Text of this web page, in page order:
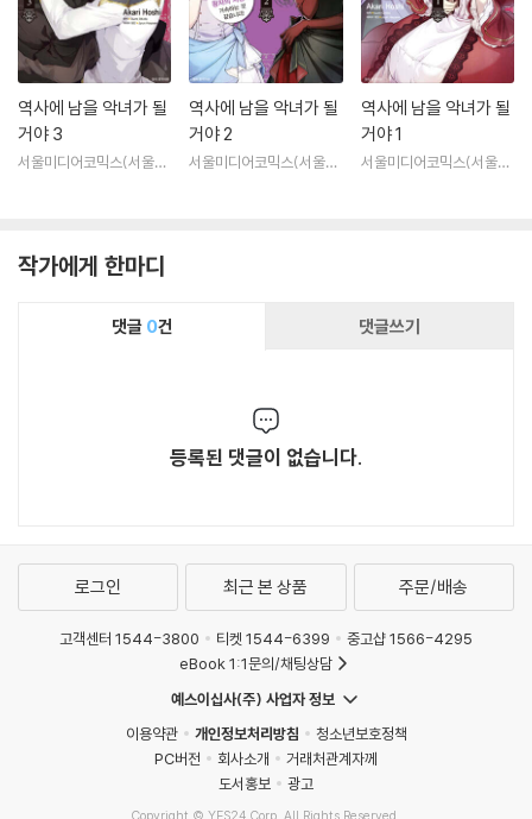
역사에 남을 악녀가 될
거야 3
서울미디어코믹스(서울문
역사에 남을 악녀가 될
거야 2
서울미디어코믹스(서울문
역사에 남을 악녀가 될
거야 1
서울미디어코믹스(서울문
작가에게 한마디
댓글 0건 댓글쓰기
등록된 댓글이 없습니다.
로그인 최근 본 상품 주문/배송
고객센터 1544-3800 티켓 1544-6399
중고샵 1566-4295
eBook 1:1문의/채팅상담
예스이십사(주) 사업자 정보
이용약관
개인정보처리방침
청소년보호정책
PC버전
회사소개
거래처관계자께
도서홍보
광고